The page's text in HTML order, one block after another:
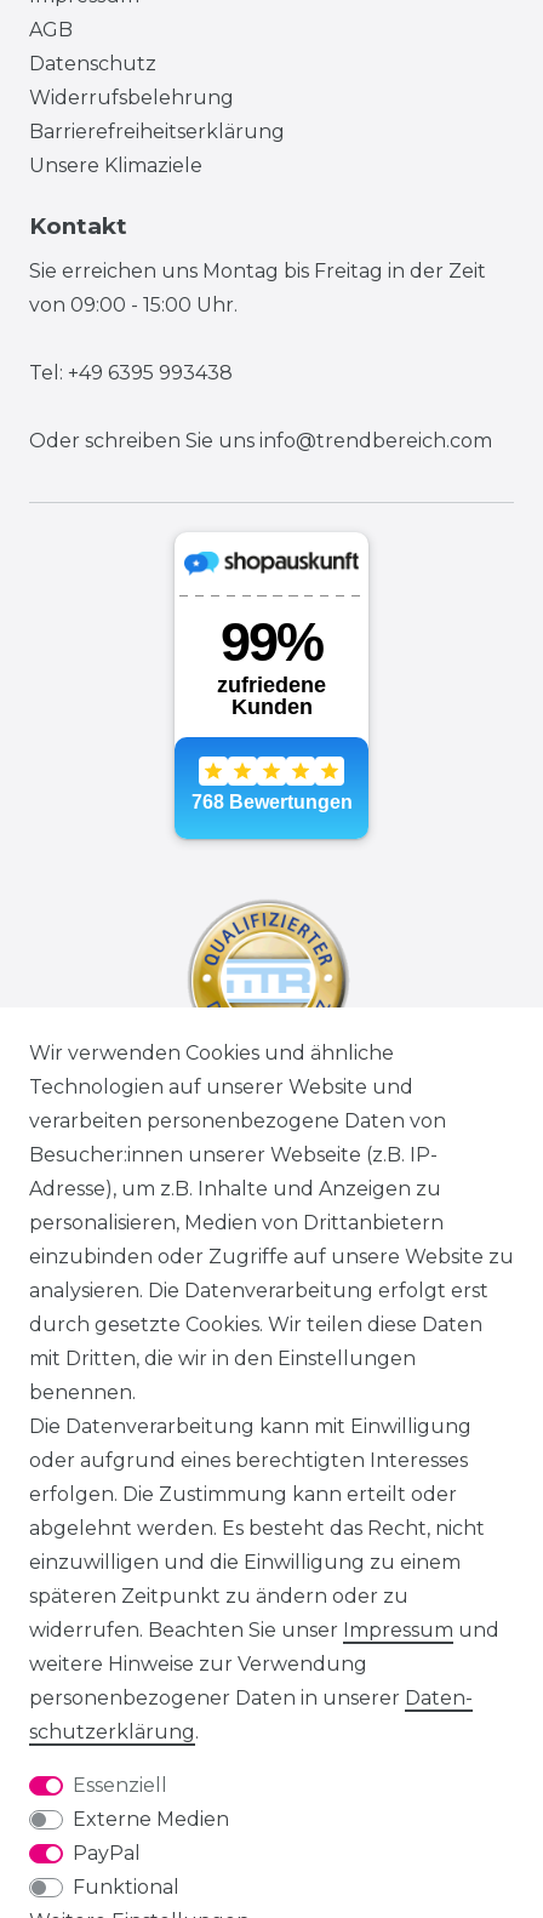
AGB
Datenschutz
Widerrufsbelehrung
Barrierefreiheitserklärung
Unsere Klimaziele
Kontakt
Sie erreichen uns Montag bis Freitag in der Zeit
von 09:00 - 15:00 Uhr.
Tel: +49 6395 993438
Oder schreiben Sie uns info@trendbereich.com
Wir verwenden Cookies und ähnliche
Technologien auf unserer Website und
verarbeiten personenbezogene Daten von
Besucher:innen unserer Webseite (z.B. IP-
Adresse), um z.B. Inhalte und Anzeigen zu
personalisieren, Medien von Drittanbietern
einzubinden oder Zugriffe auf unsere Website zu
analysieren. Die Datenverarbeitung erfolgt erst
durch gesetzte Cookies. Wir teilen diese Daten
mit Dritten, die wir in den Einstellungen
benennen.
Die Datenverarbeitung kann mit Einwilligung
oder aufgrund eines berechtigten Interesses
erfolgen. Die Zustimmung kann erteilt oder
abgelehnt werden. Es besteht das Recht, nicht
einzuwilligen und die Einwilligung zu einem
späteren Zeitpunkt zu ändern oder zu
widerrufen. Beachten Sie unser Impressum und
weitere Hinweise zur Verwendung
personenbezogener Daten in unserer Daten­
schutz­erklärung.
Essenziell
Externe Medien
PayPal
Funktional